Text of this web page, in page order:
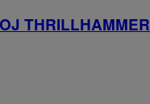
THRILLHAMMER